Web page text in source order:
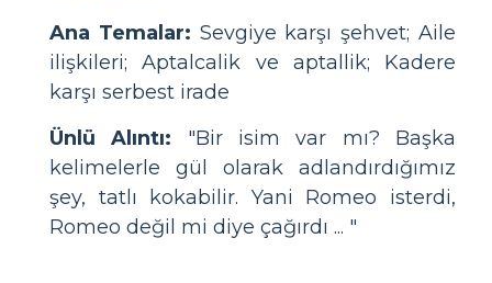
Ana Temalar: Sevgiye karşı şehvet; Aile
ilişkileri; Aptalcalik ve aptallik; Kadere
karşı serbest irade
Ünlü Alıntı: "Bir isim var mı? Başka
kelimelerle gül olarak adlandırdığımız
şey, tatlı kokabilir. Yani Romeo isterdi,
Romeo değil mi diye çağırdı ... "